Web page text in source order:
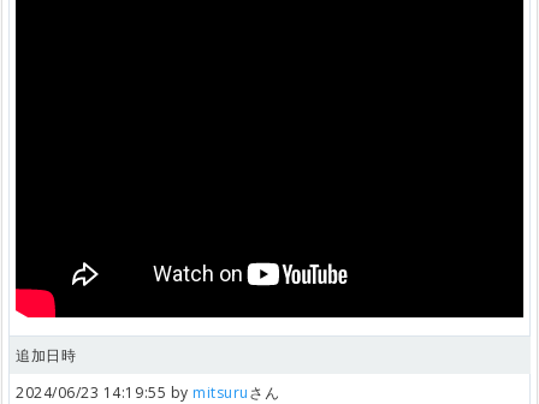
追加日時
2024/06/23 14:19:55 by mitsuruさん